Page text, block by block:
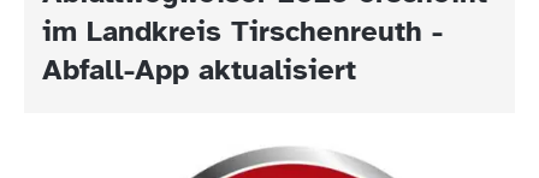
im Landkreis Tirschenreuth -
Abfall-App aktualisiert